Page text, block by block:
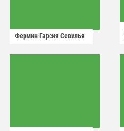
Фермин Гарсия Севилья